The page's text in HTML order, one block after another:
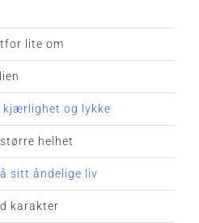
lite om
og lykke
helhet
sitt åndelige liv
karakter